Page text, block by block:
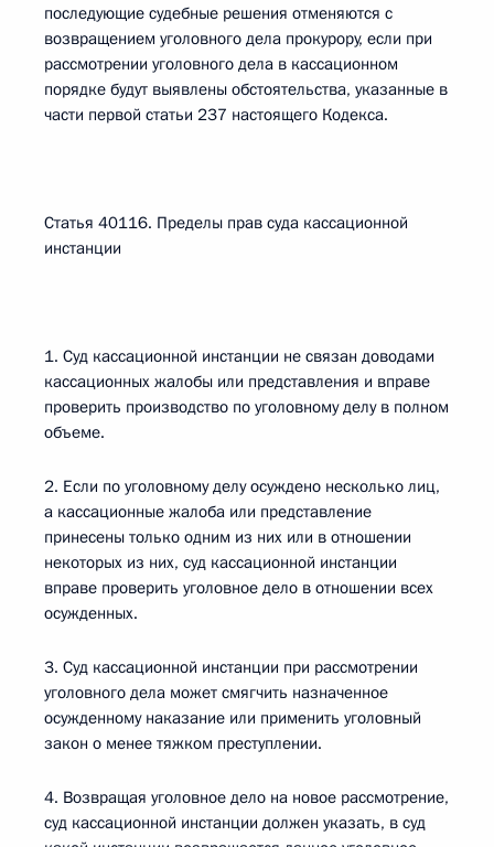
последующие судебные решения отменяются с
возвращением уголовного дела прокурору, если при
рассмотрении уголовного дела в кассационном
порядке будут выявлены обстоятельства, указанные в
части первой статьи 237 настоящего Кодекса.
Статья 40116. Пределы прав суда кассационной
инстанции
1. Суд кассационной инстанции не связан доводами
кассационных жалобы или представления и вправе
проверить производство по уголовному делу в полном
объеме.
2. Если по уголовному делу осуждено несколько лиц,
а кассационные жалоба или представление
принесены только одним из них или в отношении
некоторых из них, суд кассационной инстанции
вправе проверить уголовное дело в отношении всех
осужденных.
3. Суд кассационной инстанции при рассмотрении
уголовного дела может смягчить назначенное
осужденному наказание или применить уголовный
закон о менее тяжком преступлении.
4. Возвращая уголовное дело на новое рассмотрение,
суд кассационной инстанции должен указать, в суд